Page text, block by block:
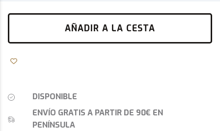
AÑADIR A LA CESTA
DISPONIBLE
ENVÍO GRATIS A PARTIR DE 90€ EN
PENÍNSULA